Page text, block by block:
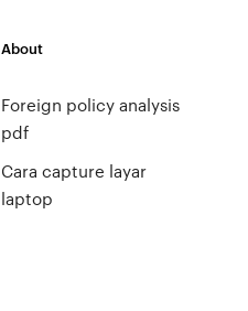
About
Foreign policy analysis
pdf
Cara capture layar
laptop